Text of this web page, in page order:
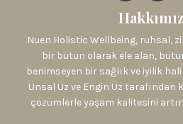
Nuen Holistic Wellbeing, ruhsal,
bir bütün olarak ele alan,
benimseyen bir sağlık ve iyilik
Ünsal Üz ve Engin Üz tarafından
çözümlerle yaşam kalitesini